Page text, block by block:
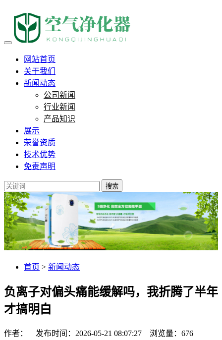
负离子对偏头痛能缓解吗，我
网站首页
关于我们
新闻动态
公司新闻
行业新闻
产品知识
展示
荣誉资质
技术优势
免责声明
搜索
首页 > 新闻动态
负离子对偏头痛能缓解吗，我折腾了半年
才搞明白
作者： 发布时间：2026-05-21 08:07:27 浏览量： 676